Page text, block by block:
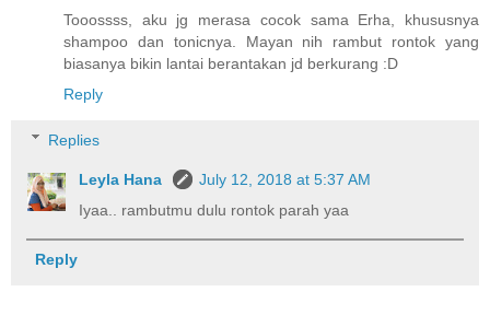
Tooossss, aku jg merasa cocok sama Erha, khususnya
shampoo dan tonicnya. Mayan nih rambut rontok yang
biasanya bikin lantai berantakan jd berkurang :D
Reply
Replies
Leyla Hana
July 12, 2018 at 5:37 AM
Iyaa.. rambutmu dulu rontok parah yaa
Reply